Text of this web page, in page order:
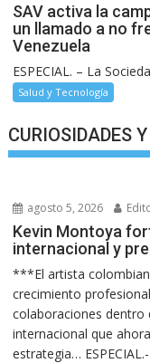
SAV activa la
un llamado a no
Venezuela
ESPECIAL. – La
Salud y Tecnología
CURIOSIDADES
agosto 5, 2026
Kevin Montoya
internacional y
***El artista
crecimiento
colaboraciones dentro
internacional que
estrategia…